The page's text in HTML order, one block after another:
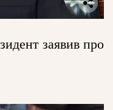
заявив про